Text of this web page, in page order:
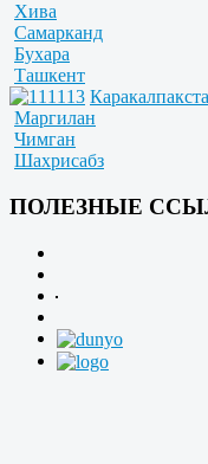
Хива
Самарканд
Бухара
Ташкент
Маргилан
Чимган
Шахрисабз
ПОЛЕЗНЫЕ